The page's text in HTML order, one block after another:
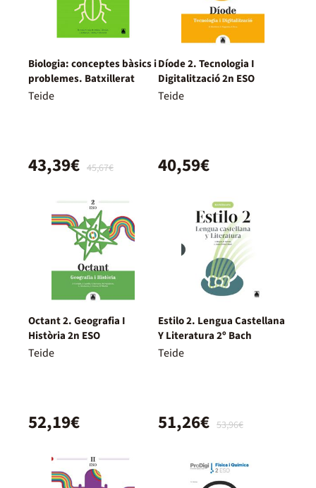
Biologia: conceptes bàsics i
problemes. Batxillerat
Teide
45,67€
43,39€
Díode 2. Tecnologia I
Digitalització 2n ESO
Teide
40,59€
Octant 2. Geografia I
Història 2n ESO
Teide
52,19€
Estilo 2. Lengua Castellana
Y Literatura 2º Bach
Teide
53,96€
51,26€